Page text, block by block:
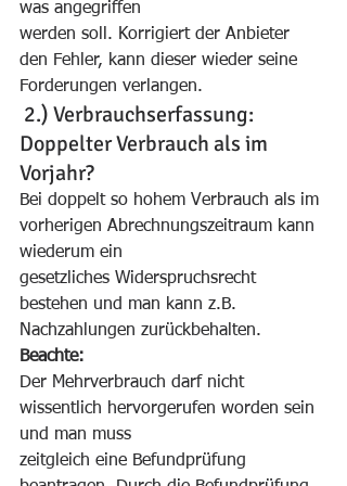
was angegriffen
werden soll. Korrigiert der Anbieter
den Fehler, kann dieser wieder seine
Forderungen verlangen.
Doppelter Verbrauch als im
Vorjahr?
Bei doppelt so hohem Verbrauch als im
vorherigen Abrechnungszeitraum kann
wiederum ein
gesetzliches Widerspruchsrecht
bestehen und man kann z.B.
Nachzahlungen zurückbehalten.
Beachte:
Der Mehrverbrauch darf nicht
wissentlich hervorgerufen worden sein
und man muss
zeitgleich eine Befundprüfung